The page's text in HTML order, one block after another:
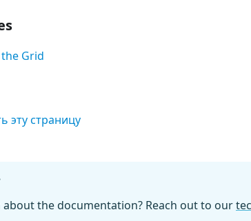
Grid
эту страницу
about the documentation? Reach out to our